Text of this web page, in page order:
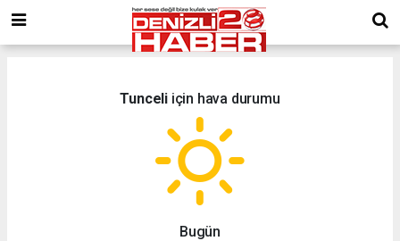
Tunceliiçin hava durumu
Bugün